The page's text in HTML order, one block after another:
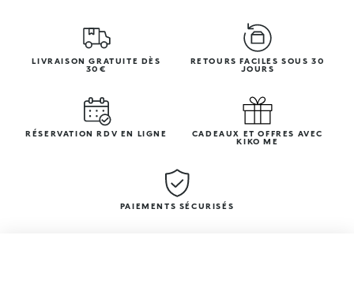
LIVRAISON GRATUITE DÈS
30€
RETOURS FACILES SOUS 30
JOURS
RÉSERVATION RDV EN LIGNE
CADEAUX ET OFFRES AVEC
KIKO ME
PAIEMENTS SÉCURISÉS